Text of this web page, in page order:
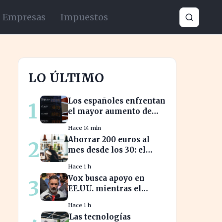
Empresas Impuestos
LO ÚLTIMO
1
Los españoles enfrentan
el mayor aumento de
en dos décadas durante
el verano
Hace 14 min
2
Ahorrar 200 euros al
mes desde los 30: el
en tu jubilación
Hace 1 h
3
Vox busca apoyo en
EE.UU. mientras el
inmigración marroquí
se intensifica
Hace 1 h
Las tecnologías